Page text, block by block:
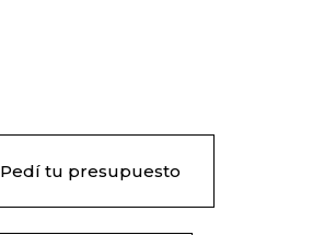
Pedí tu presupuesto